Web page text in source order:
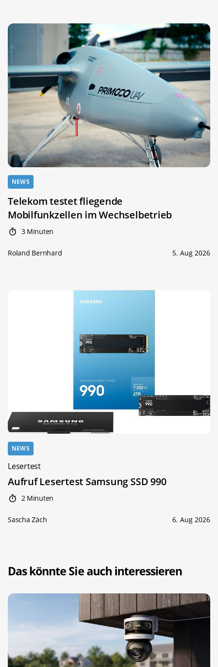
NEWS
Telekom testet fliegende
Mobilfunkzellen im Wechselbetrieb
3 Minuten
Roland Bernhard 5. Aug 2026
NEWS
Lesertest
Aufruf Lesertest Samsung SSD 990
2 Minuten
Sascha Zäch 6. Aug 2026
Das könnte Sie auch interessieren